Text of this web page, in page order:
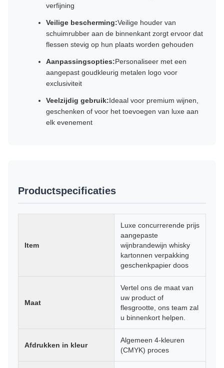
verfijning
Veilige bescherming:Veilige houder van
schuimrubber aan de binnenkant zorgt ervoor dat
flessen stevig op hun plaats worden gehouden
Aanpassingsopties:Personaliseer met een
aangepast goudkleurig metalen logo voor
exclusiviteit
Veelzijdig gebruik:Ideaal voor premium wijnen,
geschenken of voor het toevoegen van luxe aan
elk evenement
Productspecificaties
Item
Luxe concurrerende prijs
aangepaste
wijnbrandewijn whisky
kartonnen verpakking
geschenkpapier doos
Maat
Vertel ons de maat van
uw product of
flesgrootte, ons team zal
u binnenkort helpen.
Afdrukken in kleur
Algemeen 4-kleuren
(CMYK) proces